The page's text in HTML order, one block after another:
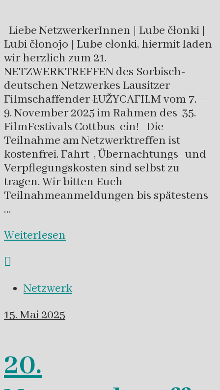
Liebe NetzwerkerInnen | Lube čłonki |
Lubi čłonojo | Lube cłonki, hiermit laden
wir herzlich zum 21.
NETZWERKTREFFEN des Sorbisch-
deutschen Netzwerkes Lausitzer
Filmschaffender ŁUŽYCAFILM vom 7. –
9. November 2025 im Rahmen des 35.
FilmFestivals Cottbus ein! Die
Teilnahme am Netzwerktreffen ist
kostenfrei. Fahrt-, Übernachtungs- und
Verpflegungskosten sind selbst zu
tragen. Wir bitten Euch
Teilnahmeanmeldungen bis spätestens
…
Weiterlesen
Netzwerk
15. Mai 2025
20.